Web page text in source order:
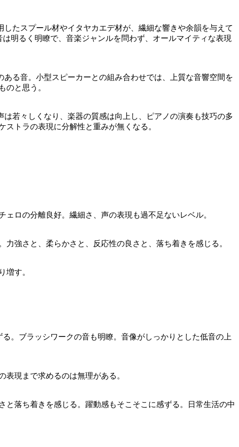
たスプール材やイタヤカエデ材が、繊細な響きや余韻を与えて
明るく明瞭で、音楽ジャンルを問わず、オールマイティな表現
る音。小型スピーカーとの組み合わせでは、上質な音響空間を
のと思う。
若々しくなり、楽器の質感は向上し、ピアノの演奏も技巧の多
トラの表現に分解性と重みが無くなる。
ロの分離良好。繊細さ、声の表現も過不足ないレベル。
強さと、柔らかさと、反応性の良さと、落ち着きを感じる。
増す。
。ブラッシワークの音も明瞭。音像がしっかりとした低音の上
現まで求めるのは無理がある。
落ち着きを感じる。躍動感もそこそこに感ずる。日常生活の中